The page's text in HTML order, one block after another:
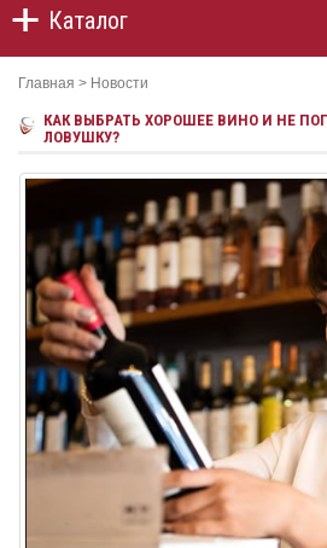
Каталог
Главная > Новости
КАК ВЫБРАТЬ ХОРОШЕЕ ВИНО И НЕ
ЛОВУШКУ?